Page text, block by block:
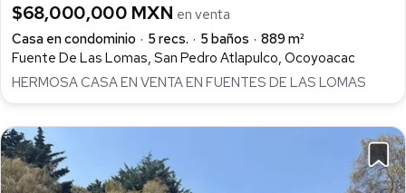
$68,000,000 MXN en venta
Casa en condominio
5 recs. 5 baños
889 m²
Fuente De Las Lomas, San Pedro Atlapulco, Ocoyoacac
HERMOSA CASA EN VENTA EN FUENTES DE LAS LOMAS